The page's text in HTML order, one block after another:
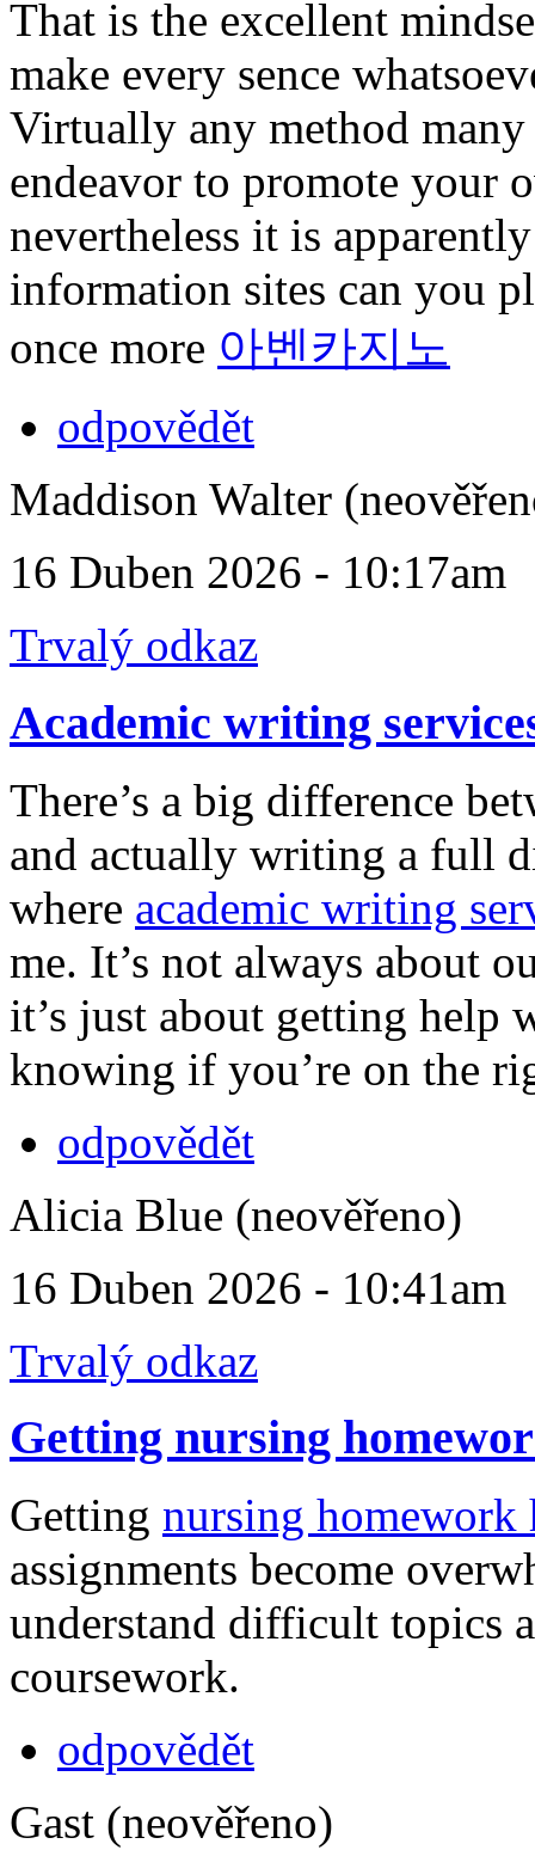
That is the excellent
make every sence
Virtually any method
endeavor to promote your
nevertheless it is
information sites can you
once more 아벤카지노
odpovědět
Maddison Walter
16 Duben 2026 - 10:17am
Trvalý odkaz
Academic writing
There’s a big difference
and actually writing a full
where academic writing
me. It’s not always about
it’s just about getting help
knowing if you’re on the
odpovědět
Alicia Blue (neověřeno)
16 Duben 2026 - 10:41am
Trvalý odkaz
Getting nursing
Getting nursing homework
assignments become
understand difficult topics
coursework.
odpovědět
Gast (neověřeno)